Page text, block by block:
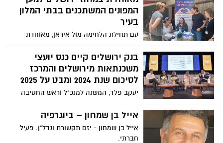
המפונים המשתכנים בבתי המלון
בעיר
עם תחילת הלחימה מול איראן, מאוחדת
החלה להפעיל צוותים רפואיים רב תחומיים
בבתי מלון ברחבי ירושלים, שם שוהים מפונים
מביתם שנפגע בעקבות ירי הטילים. "נערכנו
לספק שירות נגיש גם מחוץ למרפאות".
בנק ירושלים קיים כנס יועצי
משכנתאות מירושלים והמרכז
לסיכום שנת 2024 ומבט על 2025
יעקב פלד, המשנה למנכ"ל וראש החטיבה
הקמעונאית בבנק ירושלים:"נוכח גלי
האנטישמיות בארה"ב ובאירופה, אני רואה
הזדמנות גדולה בעלייה הצפויה של תושבי
אייל בן שמחון – ביוגרפיה
אייל בן שמחון - יזם תקשורת ונדל"ן. פעיל
חברתי.